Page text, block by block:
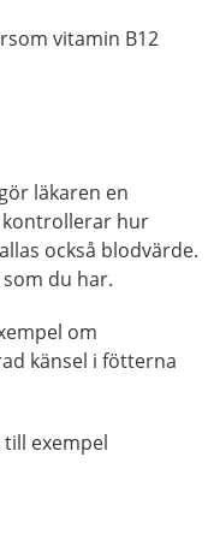
vitamin B12
läkaren en
hur
också blodvärde.
du har.
om
känsel i fötterna
exempel